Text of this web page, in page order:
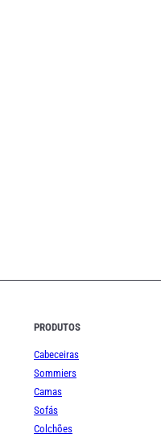
PRODUTOS
Cabeceiras
Sommiers
Camas
Sofás
Colchões